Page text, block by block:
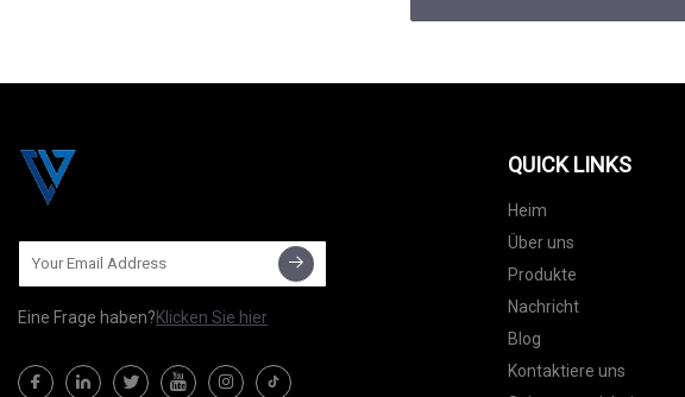
Eine Frage haben?Klicken Sie hier
QUICK LINKS
Heim
Über uns
Produkte
Nachricht
Blog
Kontaktiere uns